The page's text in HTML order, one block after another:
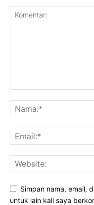
Simpan nama, email,
untuk lain kali saya